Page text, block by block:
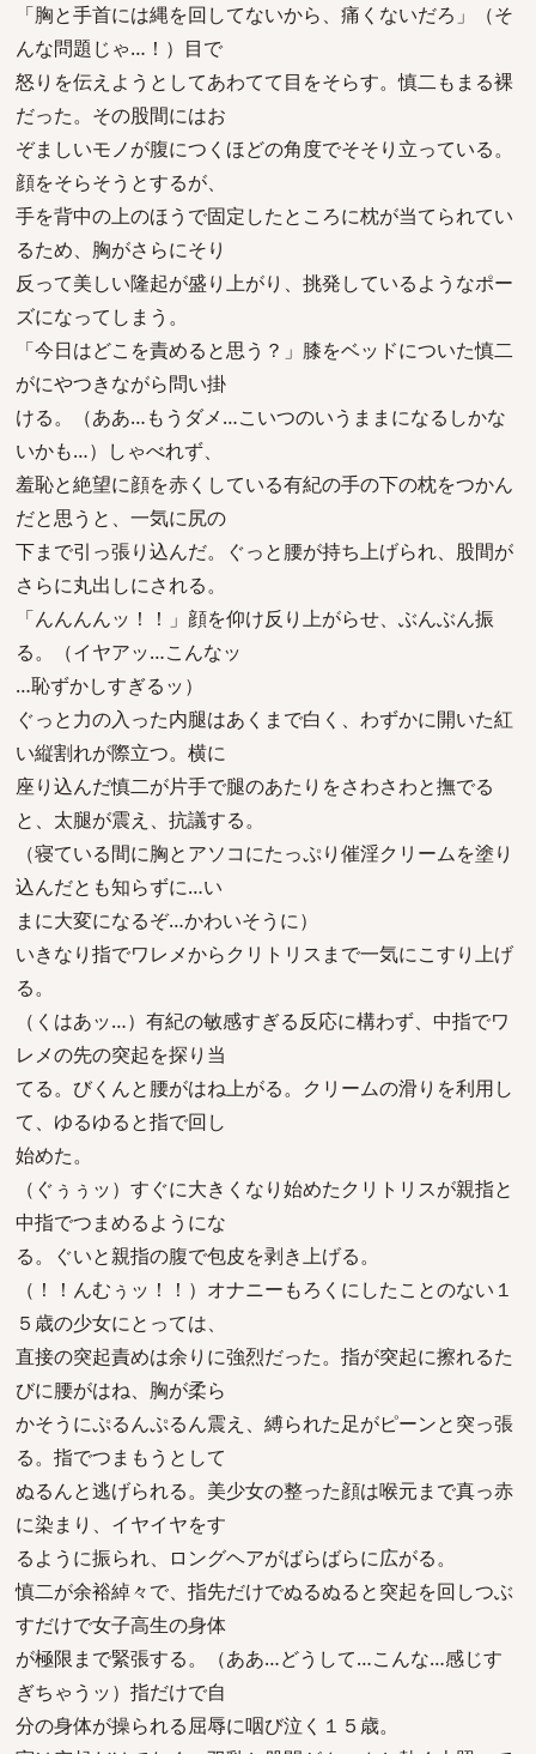
「胸と手首には縄を回してないから、痛くないだろ」（そ
んな問題じゃ…！）目で
怒りを伝えようとしてあわてて目をそらす。慎二もまる裸
だった。その股間にはお
ぞましいモノが腹につくほどの角度でそそり立っている。
顔をそらそうとするが、
手を背中の上のほうで固定したところに枕が当てられてい
るため、胸がさらにそり
反って美しい隆起が盛り上がり、挑発しているようなポー
ズになってしまう。
「今日はどこを責めると思う？」膝をベッドについた慎二
がにやつきながら問い掛
ける。（ああ…もうダメ…こいつのいうままになるしかな
いかも…）しゃべれず、
羞恥と絶望に顔を赤くしている有紀の手の下の枕をつかん
だと思うと、一気に尻の
下まで引っ張り込んだ。ぐっと腰が持ち上げられ、股間が
さらに丸出しにされる。
「んんんんッ！！」顔を仰け反り上がらせ、ぶんぶん振
る。（イヤアッ…こんなッ
…恥ずかしすぎるッ）
ぐっと力の入った内腿はあくまで白く、わずかに開いた紅
い縦割れが際立つ。横に
座り込んだ慎二が片手で腿のあたりをさわさわと撫でる
と、太腿が震え、抗議する。
（寝ている間に胸とアソコにたっぷり催淫クリームを塗り
込んだとも知らずに…い
まに大変になるぞ…かわいそうに）
いきなり指でワレメからクリトリスまで一気にこすり上げ
る。
（くはあッ…）有紀の敏感すぎる反応に構わず、中指でワ
レメの先の突起を探り当
てる。びくんと腰がはね上がる。クリームの滑りを利用し
て、ゆるゆると指で回し
始めた。
（ぐぅぅッ）すぐに大きくなり始めたクリトリスが親指と
中指でつまめるようにな
る。ぐいと親指の腹で包皮を剥き上げる。
（！！んむぅッ！！）オナニーもろくにしたことのない１
５歳の少女にとっては、
直接の突起責めは余りに強烈だった。指が突起に擦れるた
びに腰がはね、胸が柔ら
かそうにぷるんぷるん震え、縛られた足がピーンと突っ張
る。指でつまもうとして
ぬるんと逃げられる。美少女の整った顔は喉元まで真っ赤
に染まり、イヤイヤをす
るように振られ、ロングヘアがばらばらに広がる。
慎二が余裕綽々で、指先だけでぬるぬると突起を回しつぶ
すだけで女子高生の身体
が極限まで緊張する。（ああ…どうして…こんな…感じす
ぎちゃうッ）指だけで自
分の身体が操られる屈辱に咽び泣く１５歳。